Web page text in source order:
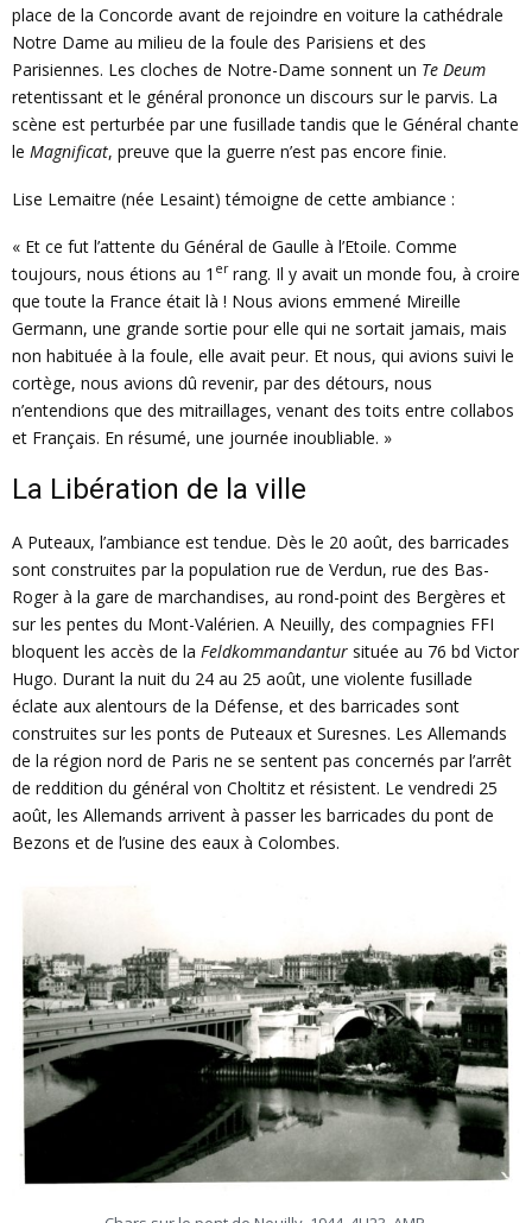
place de la Concorde avant de rejoindre en voiture la cathédrale
Notre Dame au milieu de la foule des Parisiens et des
Parisiennes. Les cloches de Notre-Dame sonnent un Te Deum
retentissant et le général prononce un discours sur le parvis. La
scène est perturbée par une fusillade tandis que le Général chante
le Magnificat, preuve que la guerre n’est pas encore finie.
Lise Lemaitre (née Lesaint) témoigne de cette ambiance :
« Et ce fut l’attente du Général de Gaulle à l’Etoile. Comme
toujours, nous étions au 1 errang. Il y avait un monde fou, à croire
que toute la France était là ! Nous avions emmené Mireille
Germann, une grande sortie pour elle qui ne sortait jamais, mais
non habituée à la foule, elle avait peur. Et nous, qui avions suivi le
cortège, nous avions dû revenir, par des détours, nous
n’entendions que des mitraillages, venant des toits entre collabos
et Français. En résumé, une journée inoubliable. »
La Libération de la ville
A Puteaux, l’ambiance est tendue. Dès le 20 août, des barricades
sont construites par la population rue de Verdun, rue des Bas-
Roger à la gare de marchandises, au rond-point des Bergères et
sur les pentes du Mont-Valérien. A Neuilly, des compagnies FFI
bloquent les accès de la Feldkommandantur située au 76 bd Victor
Hugo. Durant la nuit du 24 au 25 août, une violente fusillade
éclate aux alentours de la Défense, et des barricades sont
construites sur les ponts de Puteaux et Suresnes. Les Allemands
de la région nord de Paris ne se sentent pas concernés par l’arrêt
de reddition du général von Choltitz et résistent. Le vendredi 25
août, les Allemands arrivent à passer les barricades du pont de
Bezons et de l’usine des eaux à Colombes.